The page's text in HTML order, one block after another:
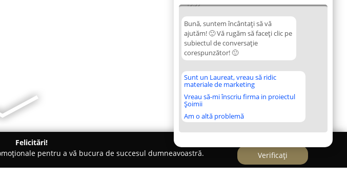
15:39
Bună, suntem încântați să vă
ajutăm! 🙂 Vă rugăm să faceți clic pe
subiectul de conversație
corespunzător! 🙂
Sunt un Laureat, vreau să ridic
materiale de marketing
Vreau să-mi înscriu firma in proiectul
Șoimii
Am o altă problemă
Felicitări!
pentru a vă bucura de succesul dumneavoastră.
Verificați